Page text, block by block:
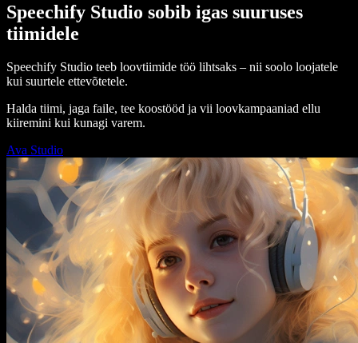
Speechify Studio sobib igas suuruses
tiimidele
Speechify Studio teeb loovtiimide töö lihtsaks – nii soolo loojatele
kui suurtele ettevõtetele.
Halda tiimi, jaga faile, tee koostööd ja vii loovkampaaniad ellu
kiiremini kui kunagi varem.
Ava Studio